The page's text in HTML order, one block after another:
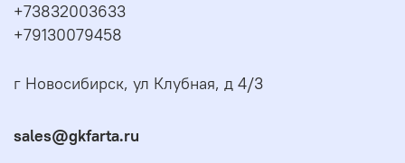
+73832003633
+79130079458
г Новосибирск, ул Клубная, д 4/3
sales@gkfarta.ru